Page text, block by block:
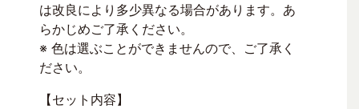
は改良により多少異なる場合があります。あ
らかじめご了承ください。
※ 色は選ぶことができませんので、ご了承く
ださい。
【セット内容】